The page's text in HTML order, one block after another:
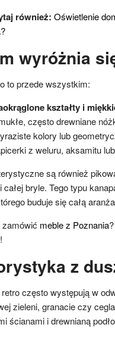
również: Oświetlenie
wyróżnia
to przede wszystkim:
kształty i
często drewniane
kolory lub
z weluru, aksamitu
są również
całej bryle. Tego typu
buduje się całą
meble z Poznania
!
z
często występują w
zieleni, granacie czy
ścianami i drewnianą